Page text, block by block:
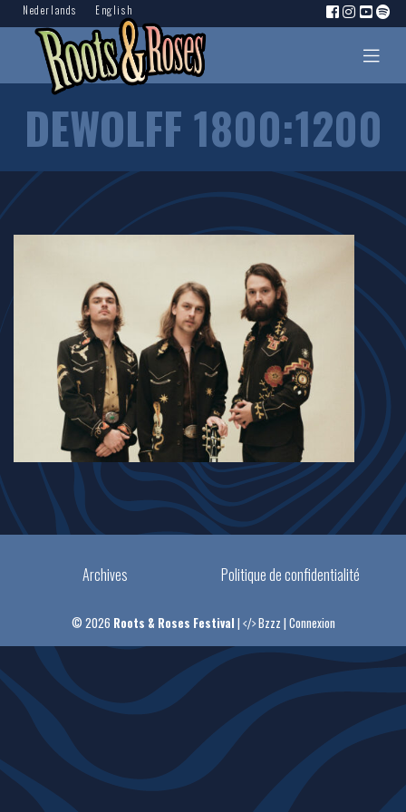
Nederlands English
DEWOLFF 1800:1200
Archives Politique de confidentialité
© 2026 Roots & Roses Festival | Bzzz | Connexion